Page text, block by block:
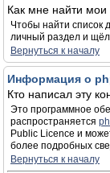
Как мне найти
Чтобы найти список
личный раздел и
Вернуться к началу
Информация о
Кто написал эту
Это программное
распространяется
Public Licence и
более подробных
Вернуться к началу